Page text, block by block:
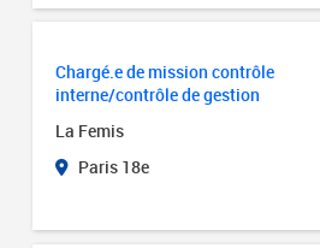
Chargé.e de mission contrôle
interne/contrôle de gestion
La Femis
Paris 18e